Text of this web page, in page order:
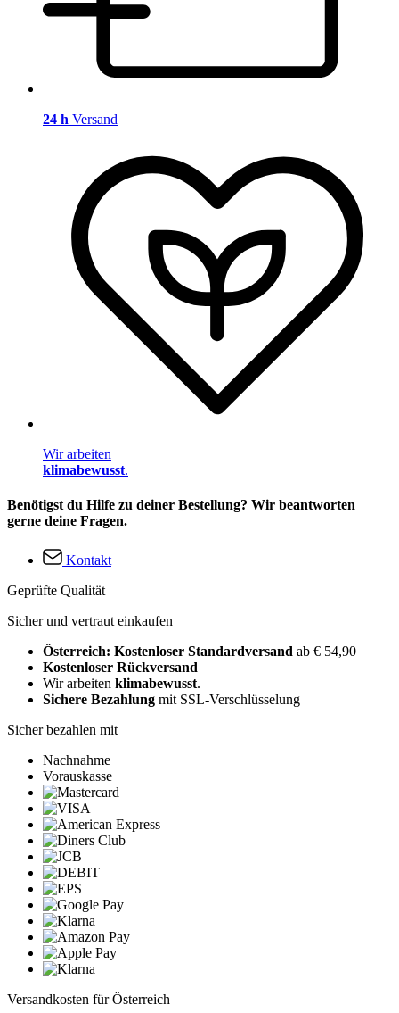
24 h Versand
Wir arbeiten
klimabewusst.
Benötigst du Hilfe zu deiner Bestellung? Wir beantworten
gerne deine Fragen.
Kontakt
Geprüfte Qualität
Sicher und vertraut einkaufen
Österreich: Kostenloser Standardversand ab € 54,90
Kostenloser Rückversand
Wir arbeiten klimabewusst.
Sichere Bezahlung mit SSL-Verschlüsselung
Sicher bezahlen mit
Nachnahme
Vorauskasse
Versandkosten für Österreich